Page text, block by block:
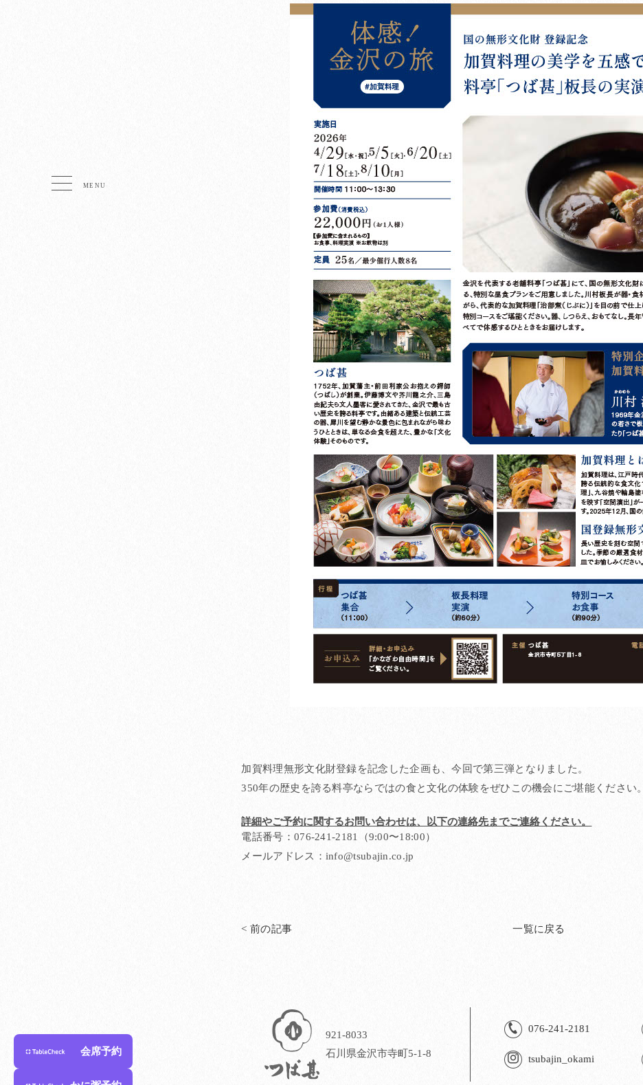
会席予約
加賀料理無形文化財登録を記念した企画も、今回で第三弾となりました。
350年の歴史を誇る料亭ならではの食と文化の体験をぜひこの機会にご堪能ください。
詳細やご予約に関するお問い合わせは、以下の連絡先までご連絡ください。
電話番号：076-241-2181（9:00〜18:00）
メールアドレス：info@tsubajin.co.jp
< 前の記事 一覧に戻る
921-8033
石川県金沢市寺町5-1-8
076-241-2181
tsubajin_okami